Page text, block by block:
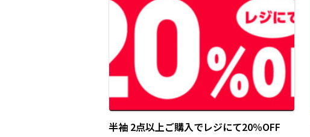
半袖 2点以上ご購入でレジにて20％OFF